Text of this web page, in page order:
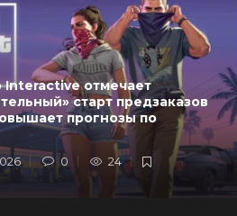
Interactive отмечает
старт предзаказов
прогнозы по
0 24